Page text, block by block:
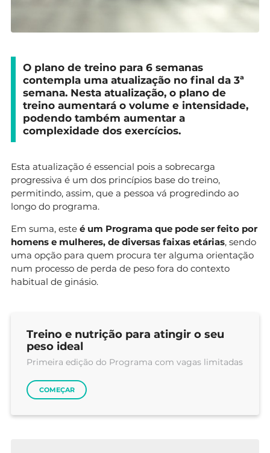
O plano de treino para 6 semanas
contempla uma atualização no final da 3ª
semana. Nesta atualização, o plano de
treino aumentará o volume e intensidade,
podendo também aumentar a
complexidade dos exercícios.
Esta atualização é essencial pois a sobrecarga
progressiva é um dos princípios base do treino,
permitindo, assim, que a pessoa vá progredindo ao
longo do programa.
Em suma, este é um Programa que pode ser feito por
homens e mulheres, de diversas faixas etárias, sendo
uma opção para quem procura ter alguma orientação
num processo de perda de peso fora do contexto
habitual de ginásio.
Treino e nutrição para atingir o seu
peso ideal
Primeira edição do Programa com vagas limitadas
COMEÇAR